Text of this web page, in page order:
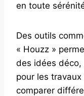
en toute
Des outils
« Houzz »
des idées déco,
pour les
comparer